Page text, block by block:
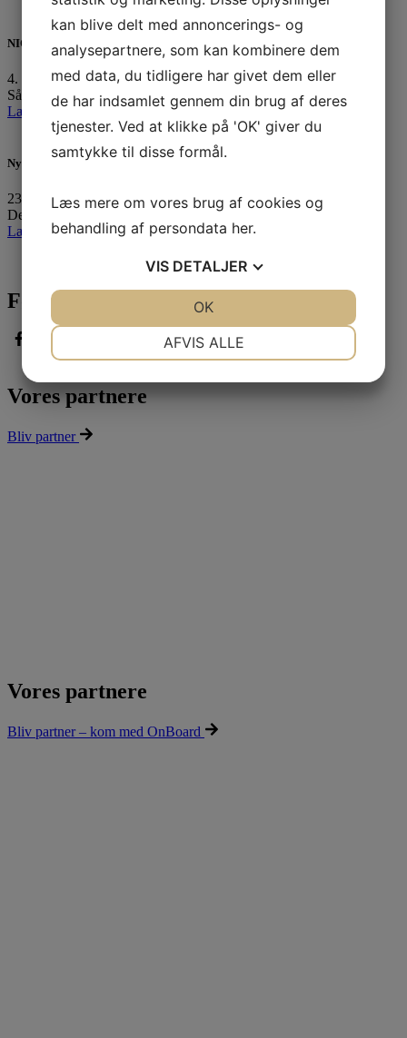
NIOR sejlerret uge 33
4. august 2026
Så er vi igen klar med ugens sejlerret til uge 33:…
Læs mere »
Ny forpagter for vores fantastiske klubhus
23. juli 2026
Det er med stor fornøjelse og også en vis portion…
Læs mere »
Følg med
Vores partnere
Bliv partner
Vores partnere
Bliv partner – kom med OnBoard
kan blive delt med annoncerings- og
analysepartnere, som kan kombinere dem
med data, du tidligere har givet dem eller
de har indsamlet gennem din brug af deres
tjenester. Ved at klikke på 'OK' giver du
samtykke til disse formål.
Læs mere om vores brug af cookies og
behandling af persondata her.
VIS DETALJER
MARKETING
AFVIS ALLE
OK